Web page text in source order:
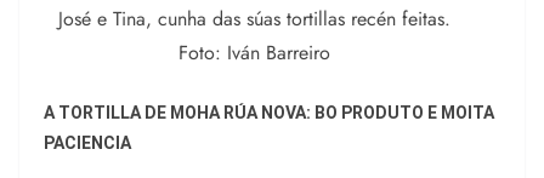
José e Tina, cunha das súas tortillas recén feitas.
Foto: Iván Barreiro
A TORTILLA DE MOHA RÚA NOVA: BO PRODUTO E MOITA
PACIENCIA